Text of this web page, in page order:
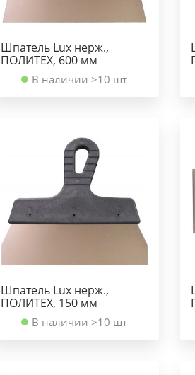
Шпатель Lux нерж.,
ПОЛИТЕХ, 600 мм
В наличии >10 шт
Шпатель Lux нерж.,
ПОЛИТЕХ, 150 мм
В наличии >10 шт